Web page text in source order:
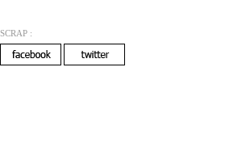
SCRAP :